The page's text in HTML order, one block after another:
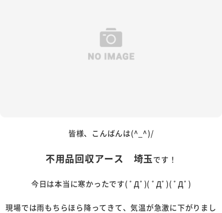
皆様、こんばんは(^_^)/
不用品回収アース 埼玉です！
今日は本当に寒かったです( ﾟДﾟ)( ﾟДﾟ)( ﾟДﾟ)
現場では雨もちらほら降ってきて、気温が急激に下がりまし